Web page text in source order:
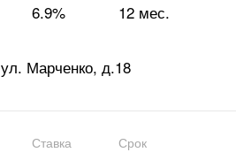
6.9% 12 мес.
ул. Марченко, д.18
Ставка Срок